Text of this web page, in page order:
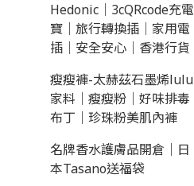
Hedonic｜3cQRcode充電
寶｜旅行轉換插｜家用電
插｜安全安心｜香港行貨
瘦瘦褲-太赫茲石墨烯lulu
家料｜瘦瘦粉｜好味排毒
布丁｜珍珠粉美肌內褲
名牌香水護膚品開倉｜日
本Tasano送福袋